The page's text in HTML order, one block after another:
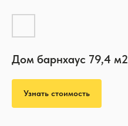
Дом барнхаус 79,4 м2
Узнать стоимость